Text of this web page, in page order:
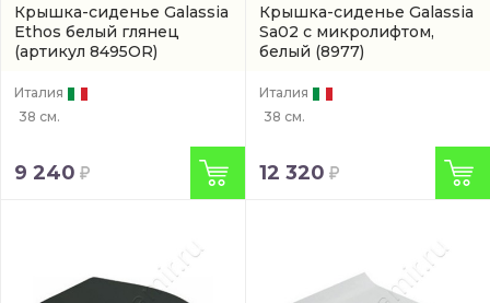
Крышка-сиденье Galassia
Ethos белый глянец
(артикул 8495OR)
Италия
38 см.
9 240
Крышка-сиденье Galassia
Sa02 с микролифтом,
белый (8977)
Италия
38 см.
12 320